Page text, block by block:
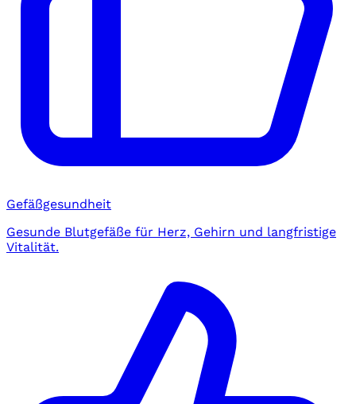
Gefäßgesundheit
Gesunde Blutgefäße für Herz, Gehirn und langfristige
Vitalität.